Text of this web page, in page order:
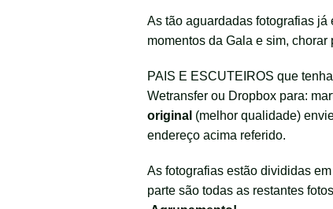
As tão aguardadas fotografias
momentos da Gala e sim,
PAIS E ESCUTEIROS que
Wetransfer ou Dropbox para:
original (melhor qualidade)
endereço acima referido.
As fotografias estão divididas
parte são todas as restantes